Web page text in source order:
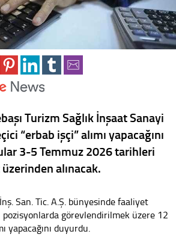
Turizm Sağlık İnşaat Sanayi
“erbab işçi” alımı yapacağını
3-5 Temmuz 2026 tarihleri
alınacak.
San. Tic. A.Ş. bünyesinde faaliyet
görevlendirilmek üzere 12
yapacağını duyurdu.